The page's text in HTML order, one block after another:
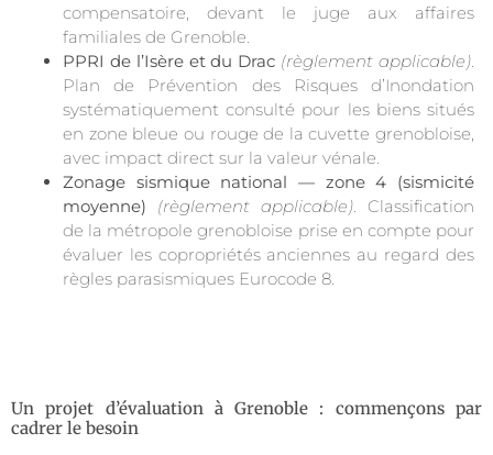
compensatoire, devant le juge aux affaires
familiales de Grenoble.
PPRI de l’Isère et du Drac (règlement applicable).
Plan de Prévention des Risques d’Inondation
systématiquement consulté pour les biens situés
en zone bleue ou rouge de la cuvette grenobloise,
avec impact direct sur la valeur vénale.
Zonage sismique national — zone 4 (sismicité
moyenne)
(règlement applicable). Classification
de la métropole grenobloise prise en compte pour
évaluer les copropriétés anciennes au regard des
règles parasismiques Eurocode 8.
Un projet d’évaluation à Grenoble : commençons par
cadrer le besoin